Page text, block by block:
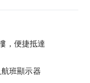
，便捷抵達
班顯示器